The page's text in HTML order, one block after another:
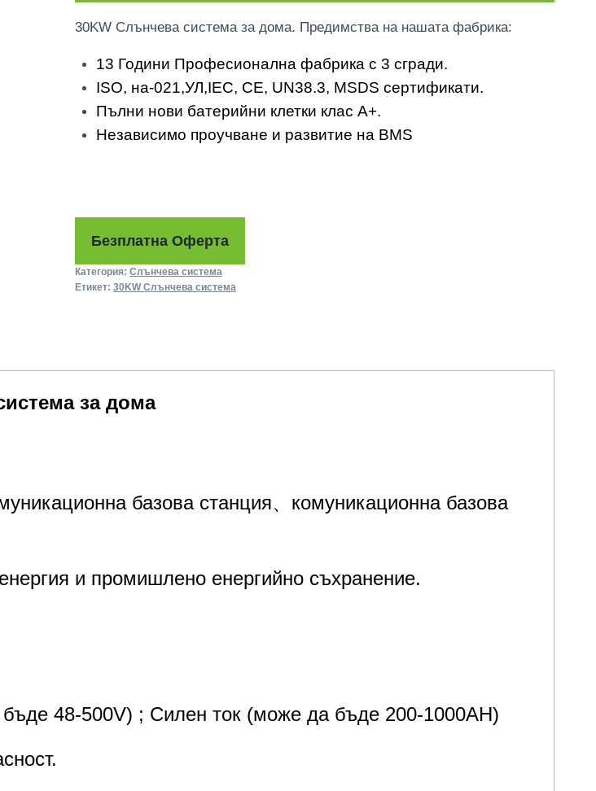
30KW Слънчева система за дома. Предимства на нашата фабрика:
13 Години Професионална фабрика с 3 сгради.
ISO, на-021,УЛ,IEC, CE, UN38.3, MSDS сертификати.
Пълни нови батерийни клетки клас A+.
Независимо проучване и развитие на BMS
Безплатна Оферта
Категория: Слънчева система
Етикет: 30KW Слънчева система
за дома
базова станция、комуникационна базова
и промишлено енергийно съхранение.
48-500V) ; Силен ток (може да бъде 200-1000AH)